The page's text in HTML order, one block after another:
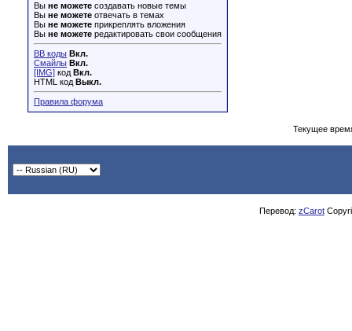
Вы не можете создавать новые темы
Вы не можете отвечать в темах
Вы не можете прикреплять вложения
Вы не можете редактировать свои сообщения
BB коды Вкл.
Смайлы Вкл.
[IMG] код Вкл.
HTML код Выкл.
Правила форума
Текущее
Перевод: zCarot